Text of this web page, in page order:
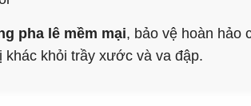
pha lê mềm mại, bảo vệ hoàn hảo
khác khỏi trầy xước và va đập.